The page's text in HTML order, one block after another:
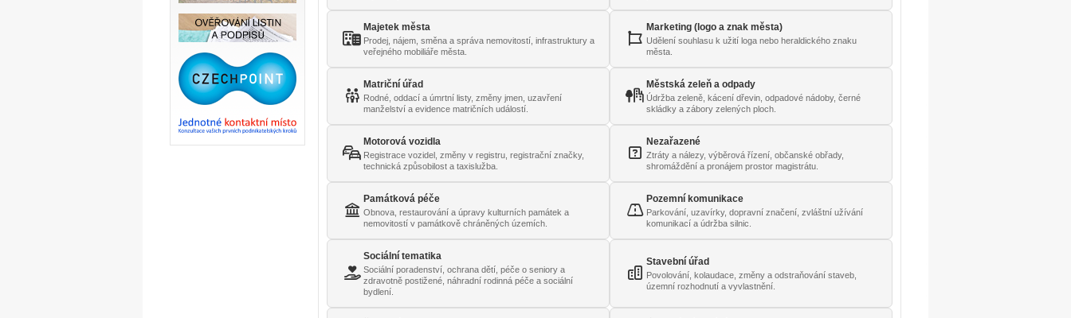
Majetek města
Prodej, nájem, směna a správa nemovitostí, infrastruktury a
veřejného mobiliáře města.
Marketing (logo a znak města)
Udělení souhlasu k užití loga nebo heraldického znaku
města.
Matriční úřad
Rodné, oddací a úmrtní listy, změny jmen, uzavření
manželství a evidence matričních událostí.
Městská zeleň a odpady
Údržba zeleně, kácení dřevin, odpadové nádoby, černé
skládky a zábory zelených ploch.
Motorová vozidla
Registrace vozidel, změny v registru, registrační značky,
technická způsobilost a taxislužba.
Nezařazené
Ztráty a nálezy, výběrová řízení, občanské obřady,
shromáždění a pronájem prostor magistrátu.
Památková péče
Obnova, restaurování a úpravy kulturních památek a
nemovitostí v památkově chráněných územích.
Pozemní komunikace
Parkování, uzavírky, dopravní značení, zvláštní užívání
komunikací a údržba silnic.
Sociální tematika
Sociální poradenství, ochrana dětí, péče o seniory a
zdravotně postižené, náhradní rodinná péče a sociální
bydlení.
Stavební úřad
Povolování, kolaudace, změny a odstraňování staveb,
územní rozhodnutí a vyvlastnění.